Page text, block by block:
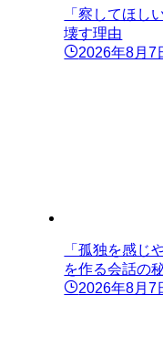
「察してほし
壊す理由
2026年8月7
「孤独を感じ
を作る会話の
2026年8月7